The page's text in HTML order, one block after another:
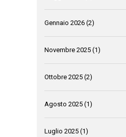
Gennaio 2026 (2)
Novembre 2025 (1)
Ottobre 2025 (2)
Agosto 2025 (1)
Luglio 2025 (1)